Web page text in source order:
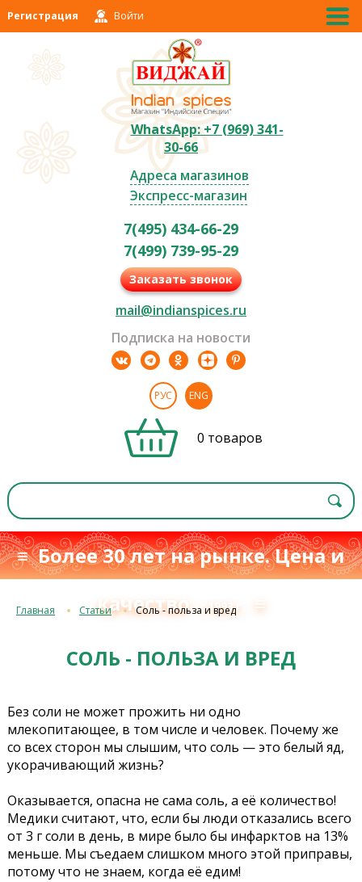
Регистрация Войти
WhatsApp: +7 (969) 341-
30-66
Адреса магазинов
Экспресс-магазин
7(495) 434-66-29
7(499) 739-95-29
Заказать звонок
mail@indianspices.ru
Подписка на новости
РУС ENG
0 товаров
≡ Более 30 лет на рынке. Цена и
качествос 1993 г. ≡
Главная Статьи Соль - польза и вред
СОЛЬ - ПОЛЬЗА И ВРЕД
Без соли не может прожить ни одно
млекопитающее, в том числе и человек. Почему же
со всех сторон мы слышим, что соль — это белый яд,
укорачивающий жизнь?
Оказывается, опасна не сама соль, а её количество!
Медики считают, что, если бы люди отказались всего
от 3 г соли в день, в мире было бы инфарктов на 13%
меньше. Мы съедаем слишком много этой приправы,
потому что не знаем, когда её едим!